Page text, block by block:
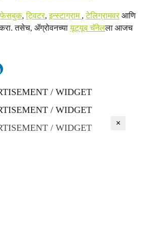
फेसबुक,ट्विटर,इन्स्टाग्राम ,टेलिग्रामवरआणि
तसेच, ॲग्रोवनच्यायूट्यूब चॅनेलला आजच
/ WIDGET
/ WIDGET
/ WIDGET
×